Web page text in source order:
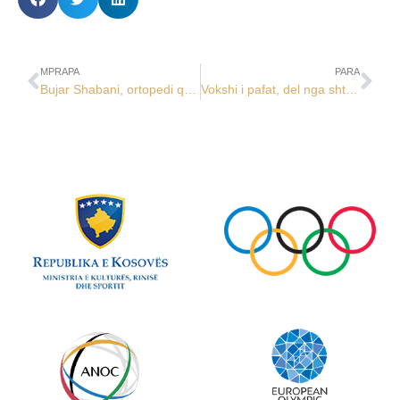
MPRAPA
Bujar Shabani, ortopedi që do t’ju shërbejë sportistëve botëror në spitalin olimpik në LO Paris 2024
PARA
Vokshi i pafat, del nga shtegu në lëshimin e dytë